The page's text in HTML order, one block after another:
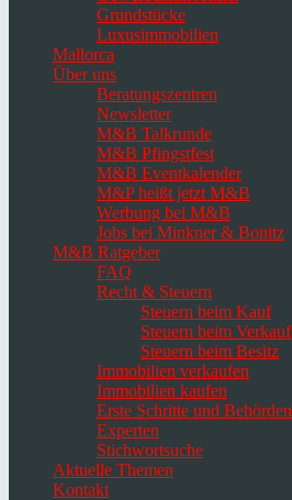
Grundstücke
Luxusimmobilien
Mallorca
Über uns
Beratungszentren
Newsletter
M&B Talkrunde
M&B Pfingstfest
M&B Eventkalender
M&P heißt jetzt M&B
Werbung bei M&B
Jobs bei Minkner & Bonitz
M&B Ratgeber
FAQ
Recht & Steuern
Steuern beim Kauf
Steuern beim Verkauf
Steuern beim Besitz
Immobilien verkaufen
Immobilien kaufen
Erste Schritte und Behörden
Experten
Stichwortsuche
Aktuelle Themen
Kontakt